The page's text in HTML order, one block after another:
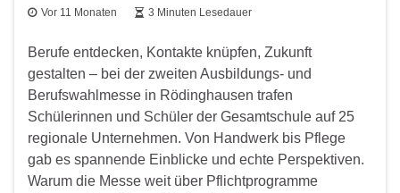
Vor 11 Monaten 3 Minuten Lesedauer
Berufe entdecken, Kontakte knüpfen, Zukunft
gestalten – bei der zweiten Ausbildungs- und
Berufswahlmesse in Rödinghausen trafen
Schülerinnen und Schüler der Gesamtschule auf 25
regionale Unternehmen. Von Handwerk bis Pflege
gab es spannende Einblicke und echte Perspektiven.
Warum die Messe weit über Pflichtprogramme